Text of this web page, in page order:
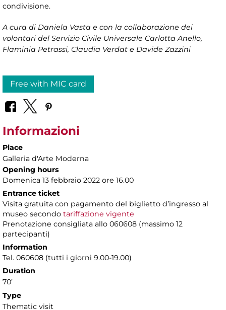
condivisione.
A cura di Daniela Vasta e con la collaborazione dei
volontari del Servizio Civile Universale Carlotta Anello,
Flaminia Petrassi, Claudia Verdat e Davide Zazzini
Free with MIC card
Informazioni
Place
Galleria d'Arte Moderna
Opening hours
Domenica 13 febbraio 2022 ore 16.00
Entrance ticket
Visita gratuita con pagamento del biglietto d’ingresso al
museo secondo tariffazione vigente
Prenotazione consigliata allo 060608 (massimo 12
partecipanti)
Information
Tel. 060608 (tutti i giorni 9.00-19.00)
Duration
70’
Type
Thematic visit